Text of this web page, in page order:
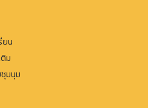
ยน
ม
มนุม